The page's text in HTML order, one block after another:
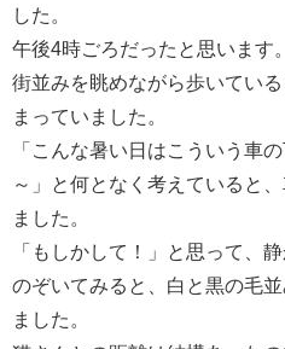
した。
午後4時ごろだったと思います。
街並みを眺めながら歩いてい
まっていました。
「こんな暑い日はこういう車
～」と何となく考えていると
ました。
「もしかして！」と思って、
のぞいてみると、白と黒の毛
ました。